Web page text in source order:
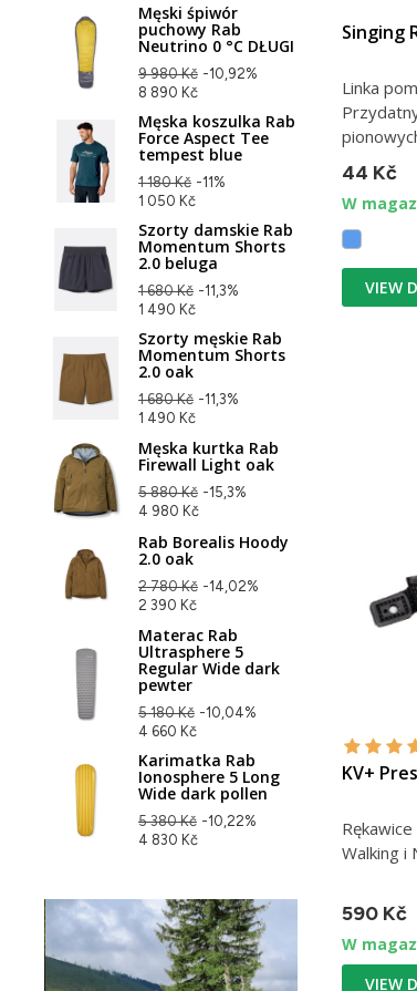
Męski śpiwór
puchowy Rab
Neutrino 0 °C DŁUGI
9 980 Kč -10,92%
8 890 Kč
Męska koszulka Rab
Force Aspect Tee
tempest blue
1 180 Kč -11%
1 050 Kč
Szorty damskie Rab
Momentum Shorts
2.0 beluga
1 680 Kč -11,3%
1 490 Kč
Szorty męskie Rab
Momentum Shorts
2.0 oak
1 680 Kč -11,3%
1 490 Kč
Męska kurtka Rab
Firewall Light oak
5 880 Kč -15,3%
4 980 Kč
Rab Borealis Hoody
2.0 oak
2 780 Kč -14,02%
2 390 Kč
Materac Rab
Ultrasphere 5
Regular Wide dark
pewter
5 180 Kč -10,04%
4 660 Kč
Karimatka Rab
Ionosphere 5 Long
Wide dark pollen
5 380 Kč -10,22%
4 830 Kč
Singing
Linka
44 Kč
W
VIEW
KV+
Walking i
590 Kč
W
VIEW